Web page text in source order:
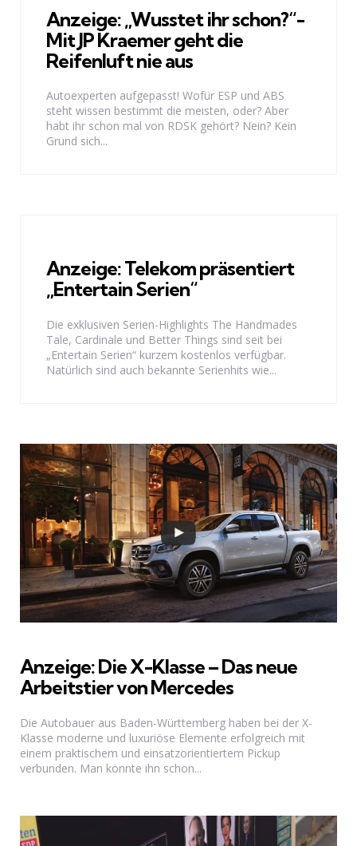
Anzeige: „Wusstet ihr schon?“-
Mit JP Kraemer geht die
Reifenluft nie aus
Autoexperten aufgepasst! Wofür ESP und ABS
steht wissen bestimmt die meisten, oder? Aber
habt ihr schon mal von RDSK gehört? Nein? Kein
Grund sich...
Anzeige: Telekom präsentiert
„Entertain Serien“
Die exklusiven Serien-Highlights The Handmades
Tale, Cardinale und Better Things sind seit bei
„Entertain Serien“ kurzem kostenlos verfügbar.
Natürlich sind auch bekannte Serienhits wie...
Anzeige: Die X-Klasse – Das neue
Arbeitstier von Mercedes
Die Autobauer aus Baden-Württemberg haben bei der X-
Klasse moderne und luxuriöse Elemente erfolgreich mit
einem praktischem und einsatzorientiertem Pickup
verbunden. Man könnte ihn schon...